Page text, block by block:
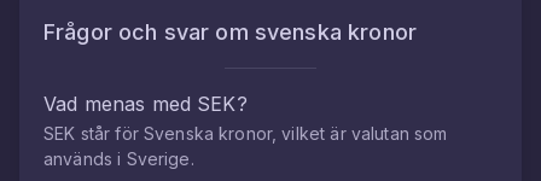
Frågor och svar om svenska kronor
Vad menas med SEK?
SEK står för Svenska kronor, vilket är valutan som
används i Sverige.